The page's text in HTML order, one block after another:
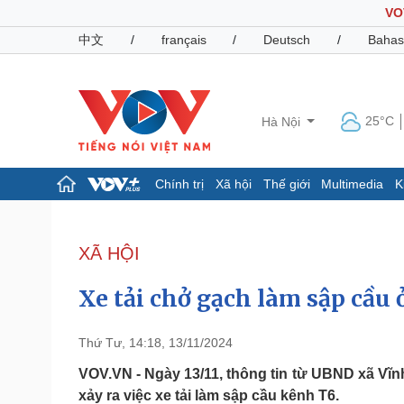
中文
/ français / Deutsch /
Hà Nội 25°C
Chính trị Xã hội Thế giới Multimedia
Đảng
Tổ chức nhân sự
Quốc hội
Nhận diện sự thật
Dấu ấn VOV
Pháp luật
Vụ án
Quân sự - Quốc phòng
Vũ khí
XÃ HỘI
Xe tải chở gạch làm sập
Thứ Tư, 14:18, 13/11/2024
VOV.VN - Ngày 13/11, thông tin từ UBND xã
xảy ra việc xe tải làm sập cầu kênh T6.